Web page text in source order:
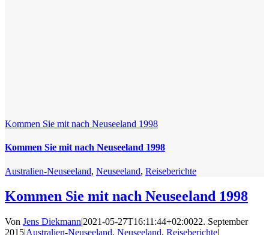
Kommen Sie mit nach Neuseeland 1998
Kommen Sie mit nach Neuseeland 1998
Australien-Neuseeland, Neuseeland, Reiseberichte
Kommen Sie mit nach Neuseeland 1998
Von Jens Diekmann|2021-05-27T16:11:44+02:0022. September
2015|Australien-Neuseeland, Neuseeland, Reiseberichte|